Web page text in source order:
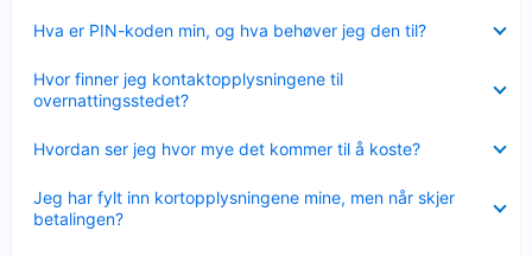
Hva er PIN-koden min, og hva behøver jeg den til?
mindre
Hvor finner jeg kontaktopplysningene til
overnattingsstedet?
mindre
Hvordan ser jeg hvor mye det kommer til å koste?
mindre
Jeg har fylt inn kortopplysningene mine, men når skjer
betalingen?
mindre